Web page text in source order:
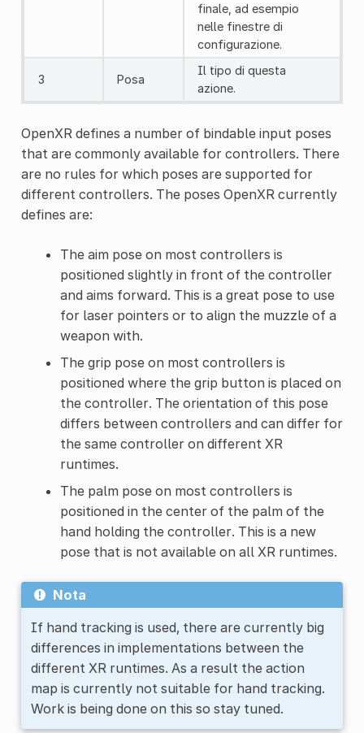
finale, ad esempio
nelle finestre di
configurazione.
3 Posa
Il tipo di questa
azione.
OpenXR defines a number of bindable input poses
that are commonly available for controllers. There
are no rules for which poses are supported for
different controllers. The poses OpenXR currently
defines are:
The aim pose on most controllers is
positioned slightly in front of the controller
and aims forward. This is a great pose to use
for laser pointers or to align the muzzle of a
weapon with.
The grip pose on most controllers is
positioned where the grip button is placed on
the controller. The orientation of this pose
differs between controllers and can differ for
the same controller on different XR
runtimes.
The palm pose on most controllers is
positioned in the center of the palm of the
hand holding the controller. This is a new
pose that is not available on all XR runtimes.
Nota
If hand tracking is used, there are currently big
differences in implementations between the
different XR runtimes. As a result the action
map is currently not suitable for hand tracking.
Work is being done on this so stay tuned.